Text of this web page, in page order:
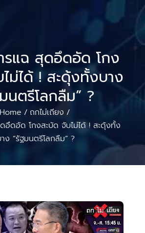
รแฉ สุดอึดอัด โกง
ม่ได้ ! สะดุ้งทั้งบาง
นตรีโลกลืม” ?
Home / ถกไม่เถียง /
อึดอัด โกงสะบัด จับไม่ได้ ! สะดุ้งทั้ง
ง “รัฐมนตรีโลกลืม” ?